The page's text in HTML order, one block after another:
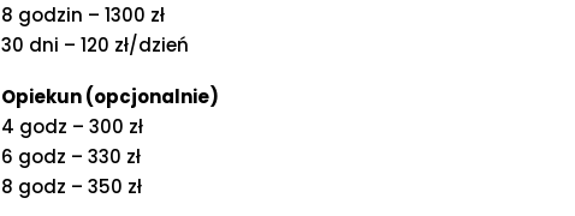
8 godzin – 1300 zł
30 dni – 120 zł/dzień
Opiekun (opcjonalnie)
4 godz – 300 zł
6 godz – 330 zł
8 godz – 350 zł